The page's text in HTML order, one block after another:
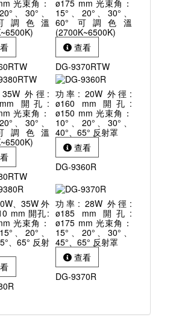
光束角：
、30°、
調色溫
ø175 mm 光束角：
15°、20°、30°、
60° 可調色溫
(2700K~6500K)
查看
DG-9370RTW
外徑:
開孔:
光束角：
、30°、
調色溫
功率: 20W 外徑:
ø160 mm 開孔:
ø150 mm 光束角：
10°、20°、30°、
40°、65° 反射罩
查看
DG-9360R
、35W 外
mm 開孔:
光束角：
、20°、
、65° 反射
功率: 28W 外徑:
ø185 mm 開孔:
ø175 mm 光束角：
15°、20°、30°、
45°、65° 反射罩
查看
DG-9370R